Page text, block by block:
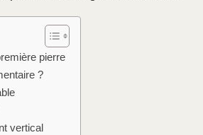
pierre
?
vertical